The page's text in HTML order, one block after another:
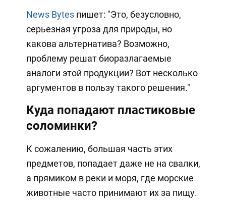
News Bytesпишет: "Это, безусловно,
серьезная угроза для природы, но
какова альтернатива? Возможно,
проблему решат биоразлагаемые
аналоги этой продукции? Вот несколько
аргументов в пользу такого решения."
Куда попадают пластиковые
соломинки?
К сожалению, большая часть этих
предметов, попадает даже не на свалки,
а прямиком в реки и моря, где морские
животные часто принимают их за пищу.